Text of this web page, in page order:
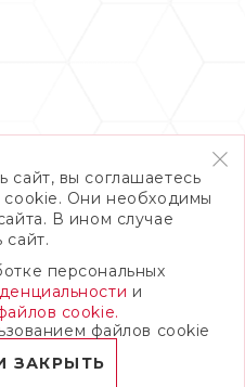
конфиденциальности
сайт, вы соглашаетесь
cookie. Они необходимы
В ином случае
персональных
и
cookie.
файлов cookie
ЗАКРЫТЬ